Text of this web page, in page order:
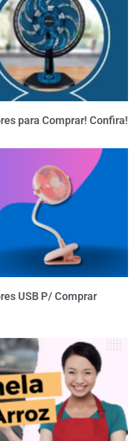
para Comprar! Confira!
USB P/ Comprar